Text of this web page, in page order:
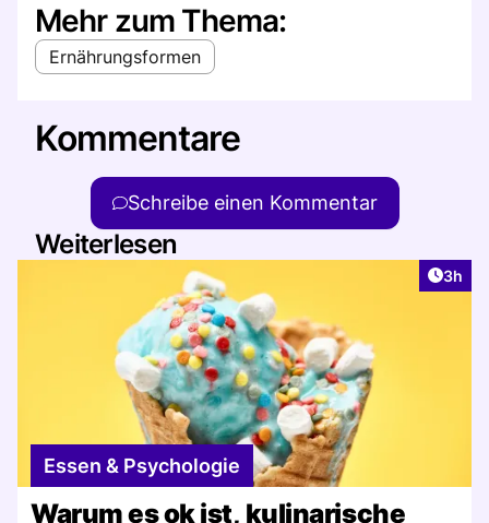
Mehr zum Thema:
Ernährungsformen
Kommentare
Schreibe einen Kommentar
Weiterlesen
3h
Essen & Psychologie
Warum es ok ist, kulinarische